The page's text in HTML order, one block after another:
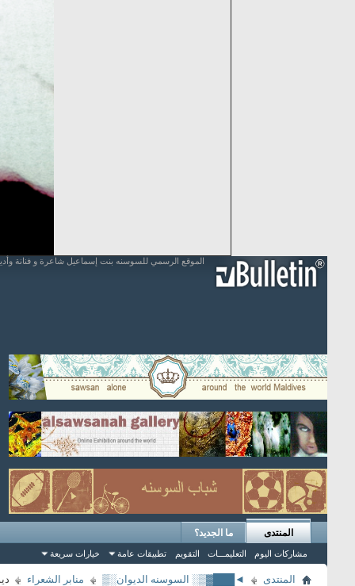
الموقع الرسمي للسوسنه بنت إسماعيل شاعرة و فنانة
المنتدى
مشاركات اليوم التعليمـــات التقويم تطبيقات عامة خيارات سريعة
ما الجديد؟
المنتدى ◄███▓▒░ السوسنه الديوان░▒ منابر الشعراء